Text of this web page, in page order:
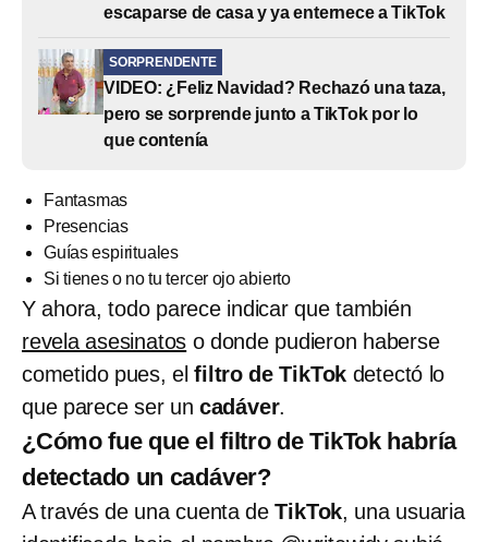
escaparse de casa y ya enternece a TikTok
SORPRENDENTE
VIDEO: ¿Feliz Navidad? Rechazó una taza,
pero se sorprende junto a TikTok por lo
que contenía
Fantasmas
Presencias
Guías espirituales
Si tienes o no tu tercer ojo abierto
Y ahora, todo parece indicar que también
revela asesinatos o donde pudieron haberse
cometido pues, elfiltro de TikTok detectó lo
que parece ser un cadáver.
¿Cómo fue que el filtro de TikTok habría
detectado un cadáver?
A través de una cuenta deTikTok, una usuaria